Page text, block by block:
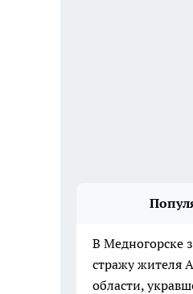
В Медногорске
стражу жителя
области,